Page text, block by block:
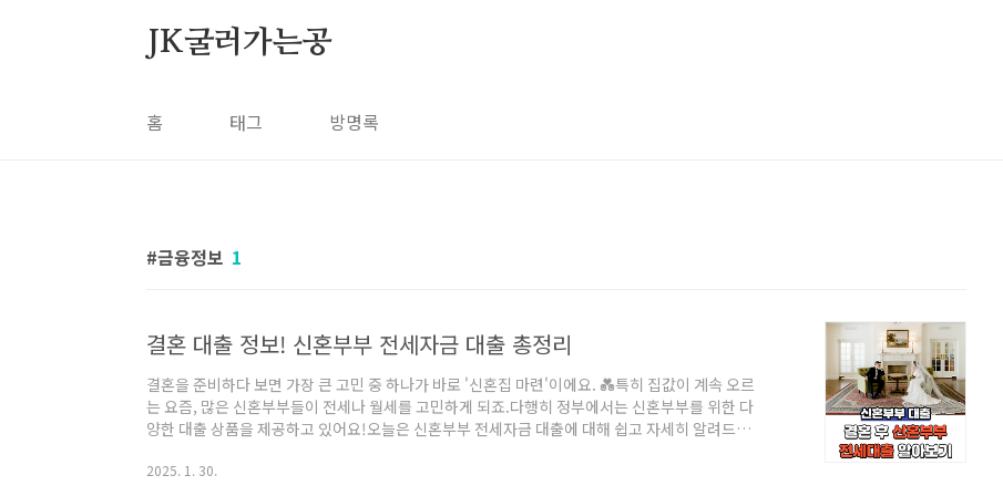
JK굴러가는공
홈 태그 방명록
금융정보 1
결혼 대출 정보! 신혼부부 전세자금 대출 총정리
결혼을 준비하다 보면 가장 큰 고민 중 하나가 바로 '신혼집 마련'이에요. 💑특히 집값이 계속 오르
는 요즘, 많은 신혼부부들이 전세나 월세를 고민하게 되죠.다행히 정부에서는 신혼부부를 위한 다
양한 대출 상품을 제공하고 있어요!오늘은 신혼부부 전세자금 대출에 대해 쉽고 자세히 알려드릴
련할 수 있도록 지원하는 정책 대출이에요.이 대출을 이용하면 낮은 금리로 목돈을 빌릴 수 있어 결
2025. 1. 30.